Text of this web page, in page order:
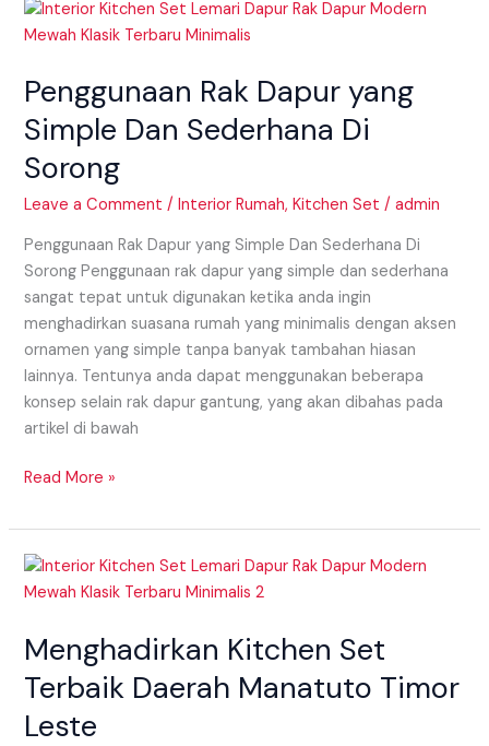
Penggunaan Rak Dapur yang
Simple Dan Sederhana Di
Sorong
Leave a Comment /Interior Rumah,Kitchen Set /admin
Penggunaan Rak Dapur yang Simple Dan Sederhana Di
Sorong Penggunaan rak dapur yang simple dan sederhana
sangat tepat untuk digunakan ketika anda ingin
menghadirkan suasana rumah yang minimalis dengan aksen
ornamen yang simple tanpa banyak tambahan hiasan
lainnya. Tentunya anda dapat menggunakan beberapa
konsep selain rak dapur gantung, yang akan dibahas pada
artikel di bawah
Penggunaan
Rak
yang
Dan
Sederhana
Read More »
Menghadirkan Kitchen Set
Terbaik Daerah Manatuto Timor
Leste
Menghadirkan
Kitchen
Terbaik
Manatuto
Timor